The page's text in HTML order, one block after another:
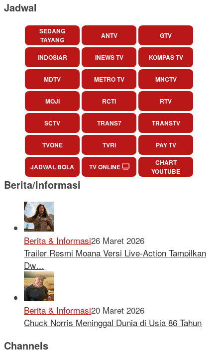
Jadwal
SEDANG
TAYANG
ANTV GTV
INDOSIAR INEWS TV KOMPAS TV
MDTV METRO TV MNCTV
MOJI RCTI RTV
SCTV TRANS7 TRANSTV
TVONE TVRI PAY TV
JADWAL BOLA TV ONLINE
CHART
YOUTUBE
Berita/Informasi
Berita & Informasi26 Maret 2026
Trailer Resmi Moana Versi Live-Action Tampilkan
Dw…
Berita & Informasi20 Maret 2026
Chuck Norris Meninggal Dunia di Usia 86 Tahun
Channels